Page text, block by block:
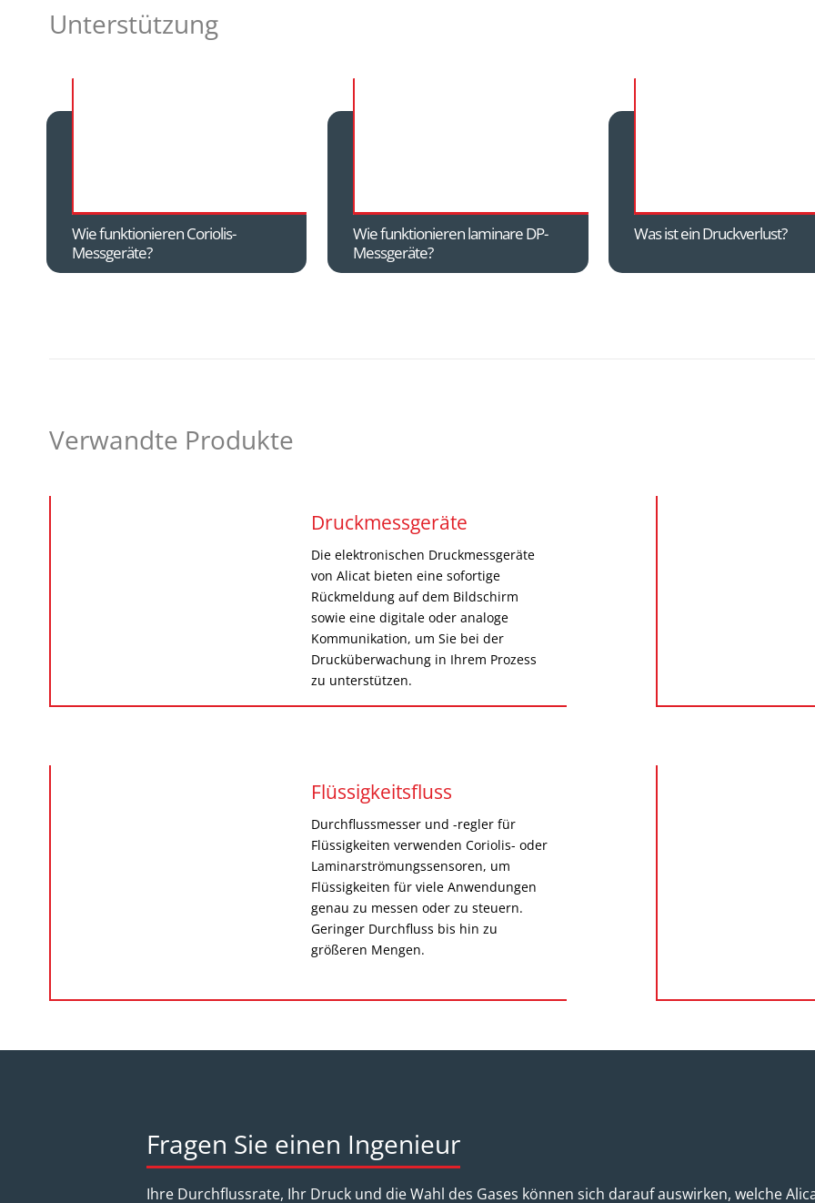
Unterstützung
Wie funktionieren Coriolis-
Messgeräte?
Wie funktionieren laminare DP-
Messgeräte?
Was ist ein Druckverlust?
Verwandte Produkte
Druckmessgeräte
Die elektronischen Druckmessgeräte
von Alicat bieten eine sofortige
Rückmeldung auf dem Bildschirm
sowie eine digitale oder analoge
Kommunikation, um Sie bei der
Drucküberwachung in Ihrem Prozess
zu unterstützen.
Flüssigkeitsfluss
Durchflussmesser und -regler für
Flüssigkeiten verwenden Coriolis- oder
Laminarströmungssensoren, um
Flüssigkeiten für viele Anwendungen
genau zu messen oder zu steuern.
Geringer Durchfluss bis hin zu
größeren Mengen.
Fragen Sie einen Ingenieur
Ihre Durchflussrate, Ihr Druck und die Wahl des Gases können sich darauf auswirken, welche